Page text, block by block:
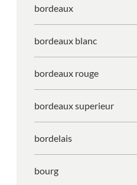
bordeaux
bordeaux blanc
bordeaux rouge
bordeaux superieur
bordelais
bourg